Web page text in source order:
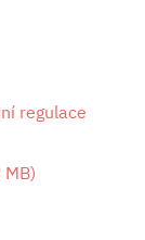
regulace
MB)